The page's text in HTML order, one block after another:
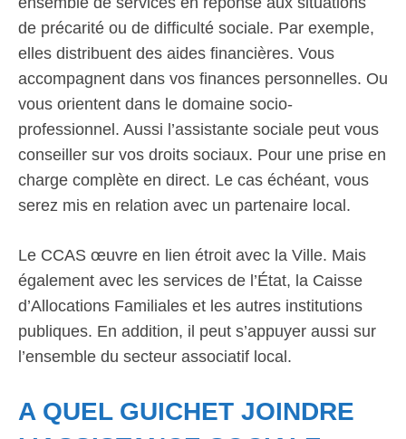
de précarité ou de difficulté sociale. Par exemple,
elles distribuent des aides financières. Vous
accompagnent dans vos finances personnelles. Ou
vous orientent dans le domaine socio-
professionnel. Aussi l’assistante sociale peut vous
conseiller sur vos droits sociaux. Pour une prise en
charge complète en direct. Le cas échéant, vous
serez mis en relation avec un partenaire local.
Le CCAS œuvre en lien étroit avec la Ville. Mais
également avec les services de l’État, la Caisse
d’Allocations Familiales et les autres institutions
publiques. En addition, il peut s’appuyer aussi sur
l’ensemble du secteur associatif local.
A QUEL GUICHET JOINDRE